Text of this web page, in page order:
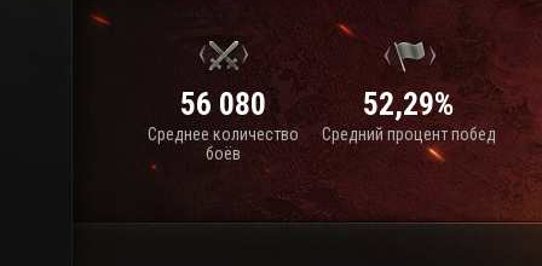
56 080
Среднее количество
боёв
52,29%
Средний процент побед